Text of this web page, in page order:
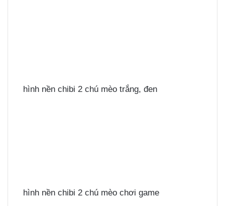
hình nền chibi 2 chú mèo trắng, đen
hình nền chibi 2 chú mèo chơi game